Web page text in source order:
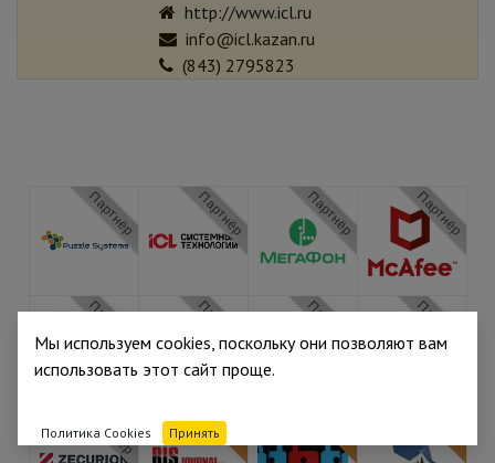
http://www.icl.ru
info@icl.kazan.ru
(843) 2795823
Партнёр Партнёр Партнёр Партнёр
Партнёр Партнёр Партнёр Партнёр
Партнёр Медиа
Мы используем cookies, поскольку они позволяют вам
использовать этот сайт проще.
Политика Cookies Принять